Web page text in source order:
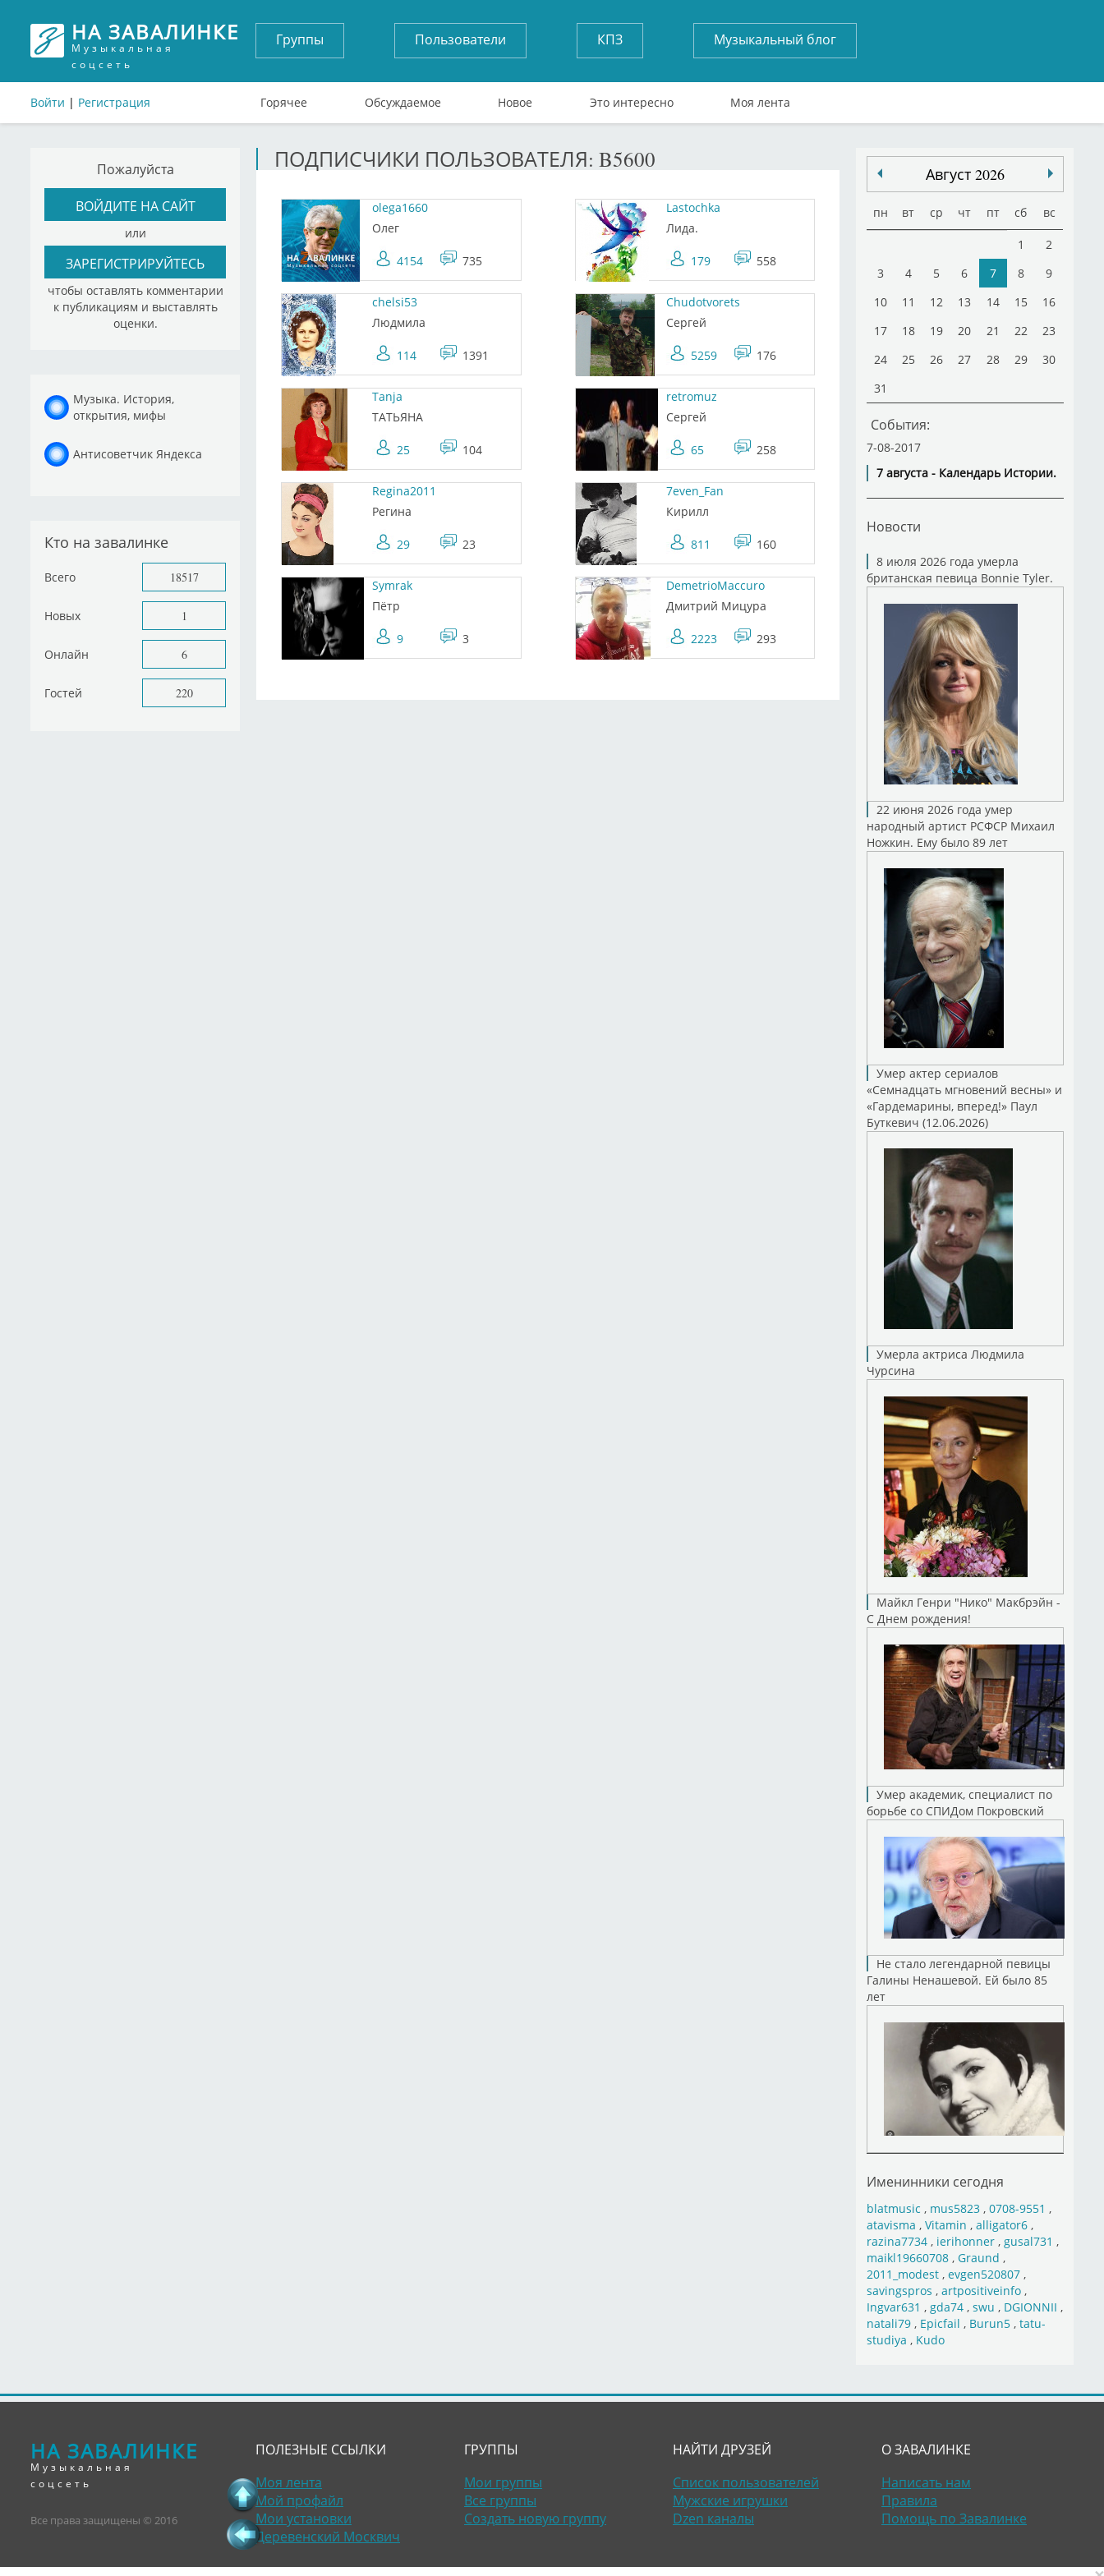
НА ЗАВАЛИНКЕ
Музыкальная
соцсеть
Войти | Регистрация
Группы Пользователи КПЗ Музыкальный блог
Горячее Обсуждаемое Новое Это интересно Моя лента
Пожалуйста
ВОЙДИТЕ НА САЙТ
или
ЗАРЕГИСТРИРУЙТЕСЬ
чтобы оставлять комментарии
к публикациям и выставлять
оценки.
Музыка. История,
открытия, мифы
Антисоветчик Яндекса
Кто на завалинке
Всего 18517
Новых 1
Онлайн 6
Гостей 220
ПОДПИСЧИКИ ПОЛЬЗОВАТЕЛЯ: B5600
olega1660
Олег
4154 735
Lastochka
Лида.
179 558
chelsi53
Людмила
114 1391
Chudotvorets
Сергей
5259 176
Tanja
ТАТЬЯНА
25 104
retromuz
Сергей
65 258
Regina2011
Регина
29 23
7even_Fan
Кирилл
811 160
Symrak
Пётр
9 3
DemetrioMaccuro
Дмитрий Мицура
2223 293
Август 2026
пн вт ср чт пт сб вс
1
2
3
4 5 6 7 8
9
10
11 12 13 14 15
16
17
18 19 20 21 22
23
24
25 26 27 28 29
30
31
События:
7-08-2017
7 августа - Календарь Истории.
Новости
8 июля 2026 года умерла
британская певица Bonnie Tyler.
22 июня 2026 года умер
народный артист РСФСР Михаил
Ножкин. Ему было 89 лет
Умер актер сериалов
«Семнадцать мгновений весны» и
«Гардемарины, вперед!» Паул
Буткевич (12.06.2026)
Умерла актриса Людмила
Чурсина
Майкл Генри "Нико" Макбрэйн -
С Днем рождения!
Умер академик, специалист по
борьбе со СПИДом Покровский
Не стало легендарной певицы
Галины Ненашевой. Ей было 85
лет
Именинники сегодня
blatmusic , mus5823, 0708-9551 ,
atavisma , Vitamin , alligator6,
razina7734, ierihonner, gusal731 ,
maikl19660708, Graund ,
2011_modest, evgen520807,
savingspros , artpositiveinfo,
Ingvar631 , gda74, swu , DGIONNII ,
natali79, Epicfail , Burun5, tatu-
studiya , Kudo
НА ЗАВАЛИНКЕ
Музыкальная
соцсеть
Все права защищены © 2016
ПОЛЕЗНЫЕ ССЫЛКИ
Моя лента
Мой профайл
Мои установки
Деревенский Москвич
ГРУППЫ
Мои группы
Все группы
Создать новую группу
НАЙТИ ДРУЗЕЙ
Список пользователей
Мужские игрушки
Dzen каналы
О ЗАВАЛИНКЕ
Написать нам
Правила
Помощь по Завалинке